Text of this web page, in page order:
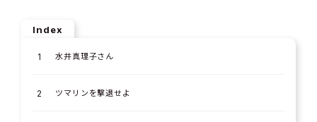
Index
水井真理子さん
ツマリンを撃退せよ